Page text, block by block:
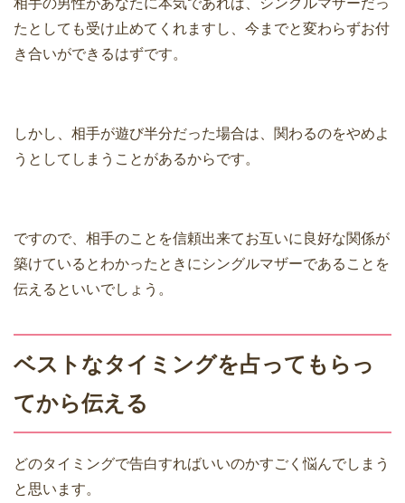
相手の男性があなたに本気であれば、シングルマザーだっ
たとしても受け止めてくれますし、今までと変わらずお付
き合いができるはずです。
しかし、相手が遊び半分だった場合は、関わるのをやめよ
うとしてしまうことがあるからです。
ですので、相手のことを信頼出来てお互いに良好な関係が
築けているとわかったときにシングルマザーであることを
伝えるといいでしょう。
ベストなタイミングを占ってもらっ
てから伝える
どのタイミングで告白すればいいのかすごく悩んでしまう
と思います。